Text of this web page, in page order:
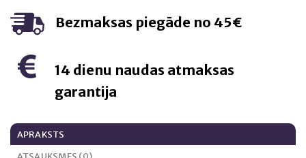
Bezmaksas piegāde no 45€
14 dienu naudas atmaksas
garantija
APRAKSTS